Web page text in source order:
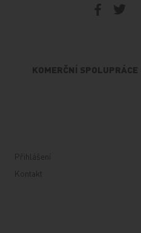
KOMERČNÍ SPOLUPRÁCE
Přihlášení
Kontakt